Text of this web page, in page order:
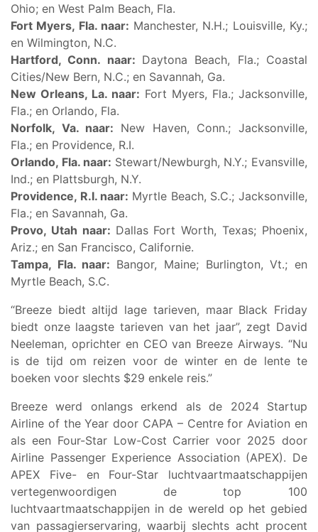
Ohio; en West Palm Beach, Fla.
Fort Myers, Fla. naar: Manchester, N.H.; Louisville, Ky.;
en Wilmington, N.C.
Hartford, Conn. naar: Daytona Beach, Fla.; Coastal
Cities/New Bern, N.C.; en Savannah, Ga.
New Orleans, La. naar: Fort Myers, Fla.; Jacksonville,
Fla.; en Orlando, Fla.
Norfolk, Va. naar: New Haven, Conn.; Jacksonville,
Fla.; en Providence, R.I.
Orlando, Fla. naar: Stewart/Newburgh, N.Y.; Evansville,
Ind.; en Plattsburgh, N.Y.
Providence, R.I. naar: Myrtle Beach, S.C.; Jacksonville,
Fla.; en Savannah, Ga.
Provo, Utah naar: Dallas Fort Worth, Texas; Phoenix,
Ariz.; en San Francisco, Californie.
Tampa, Fla. naar: Bangor, Maine; Burlington, Vt.; en
Myrtle Beach, S.C.
“Breeze biedt altijd lage tarieven, maar Black Friday
biedt onze laagste tarieven van het jaar”, zegt David
Neeleman, oprichter en CEO van Breeze Airways. “Nu
is de tijd om reizen voor de winter en de lente te
boeken voor slechts $29 enkele reis.”
Breeze werd onlangs erkend als de 2024 Startup
Airline of the Year door CAPA – Centre for Aviation en
als een Four-Star Low-Cost Carrier voor 2025 door
Airline Passenger Experience Association (APEX). De
APEX Five- en Four-Star luchtvaartmaatschappijen
vertegenwoordigen de top 100
luchtvaartmaatschappijen in de wereld op het gebied
van passagierservaring, waarbij slechts acht procent